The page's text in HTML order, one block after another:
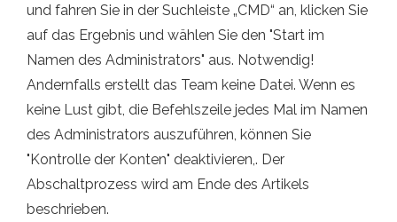
und fahren Sie in der Suchleiste „CMD“ an, klicken Sie
auf das Ergebnis und wählen Sie den "Start im
Namen des Administrators" aus. Notwendig!
Andernfalls erstellt das Team keine Datei. Wenn es
keine Lust gibt, die Befehlszeile jedes Mal im Namen
des Administrators auszuführen, können Sie
"Kontrolle der Konten" deaktivieren,. Der
Abschaltprozess wird am Ende des Artikels
beschrieben.